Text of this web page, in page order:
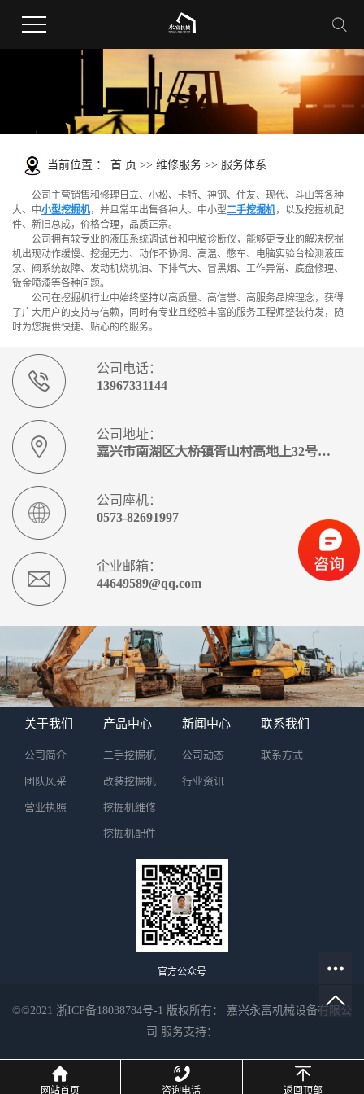
当前位置 ： 首 页 >> 维修服务 >> 服务体系
公司主营销售和修理日立、小松、卡特、神钢、住友、现代、斗山等各种
大、中小型挖掘机，并且常年出售各种大、中小型二手挖掘机，以及挖掘机配
件、新旧总成，价格合理，品质正宗。
公司拥有较专业的液压系统调试台和电脑诊断仪，能够更专业的解决挖掘
机出现动作缓慢、挖掘无力、动作不协调、高温、憋车、电脑实验台检测液压
泵、阀系统故障、发动机烧机油、下排气大、冒黑烟、工作异常、底盘修理、
钣金喷漆等各种问题。
公司在挖掘机行业中始终坚持以高质量、高信誉、高服务品牌理念，获得
了广大用户的支持与信赖，同时有专业且经验丰富的服务工程师整装待发，随
时为您提供快捷、贴心的的服务。
公司电话：
13967331144
公司地址：
嘉兴市南湖区大桥镇胥山村高地上32号3幢
公司座机：
0573-82691997
企业邮箱：
44649589@qq.com
关于我们
公司简介
团队风采
营业执照
产品中心
二手挖掘机
改装挖掘机
挖掘机维修
挖掘机配件
新闻中心
公司动态
行业资讯
联系我们
联系方式
官方公众号
©©2021 浙ICP备18038784号-1 版权所有： 嘉兴永富机械设备有限公
司 服务支持：
网站首页 咨询电话 返回顶部